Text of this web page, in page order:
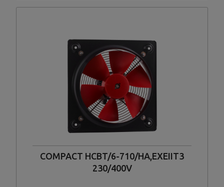
COMPACT HCBT/6-710/HA,EXEIIT3
230/400V